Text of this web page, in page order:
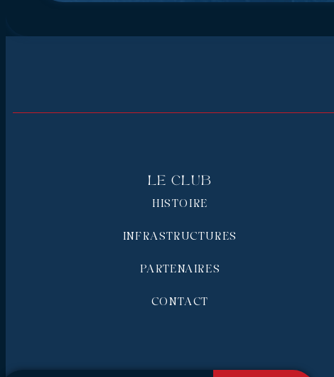
Le Club
HISTOIRE
INFRASTRUCTURES
PARTENAIRES
CONTACT